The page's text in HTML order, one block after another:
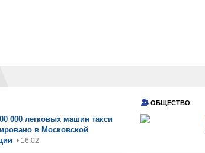
000 легковых машин такси
в Московской
• 16:02
ОБЩЕСТВО